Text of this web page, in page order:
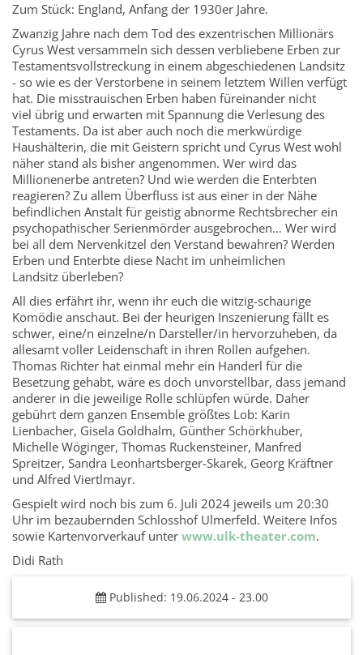
Zum Stück: England, Anfang der 1930er Jahre.
Zwanzig Jahre nach dem Tod des exzentrischen Millionärs
Cyrus West versammeln sich dessen verbliebene Erben zur
Testamentsvollstreckung in einem abgeschiedenen Landsitz
- so wie es der Verstorbene in seinem letztem Willen verfügt
hat. Die misstrauischen Erben haben füreinander nicht
viel übrig und erwarten mit Spannung die Verlesung des
Testaments. Da ist aber auch noch die merkwürdige
Haushälterin, die mit Geistern spricht und Cyrus West wohl
näher stand als bisher angenommen. Wer wird das
Millionenerbe antreten? Und wie werden die Enterbten
reagieren? Zu allem Überfluss ist aus einer in der Nähe
befindlichen Anstalt für geistig abnorme Rechtsbrecher ein
psychopathischer Serienmörder ausgebrochen… Wer wird
bei all dem Nervenkitzel den Verstand bewahren? Werden
Erben und Enterbte diese Nacht im unheimlichen
Landsitz überleben?
All dies erfährt ihr, wenn ihr euch die witzig-schaurige
Komödie anschaut. Bei der heurigen Inszenierung fällt es
schwer, eine/n einzelne/n Darsteller/in hervorzuheben, da
allesamt voller Leidenschaft in ihren Rollen aufgehen.
Thomas Richter hat einmal mehr ein Handerl für die
Besetzung gehabt, wäre es doch unvorstellbar, dass jemand
anderer in die jeweilige Rolle schlüpfen würde. Daher
gebührt dem ganzen Ensemble größtes Lob: Karin
Lienbacher, Gisela Goldhalm, Günther Schörkhuber,
Michelle Wöginger, Thomas Ruckensteiner, Manfred
Spreitzer, Sandra Leonhartsberger-Skarek, Georg Kräftner
und Alfred Viertlmayr.
Gespielt wird noch bis zum 6. Juli 2024 jeweils um 20:30
Uhr im bezaubernden Schlosshof Ulmerfeld. Weitere Infos
sowie Kartenvorverkauf unter www.ulk-theater.com.
Didi Rath
Published: 19.06.2024 - 23.00